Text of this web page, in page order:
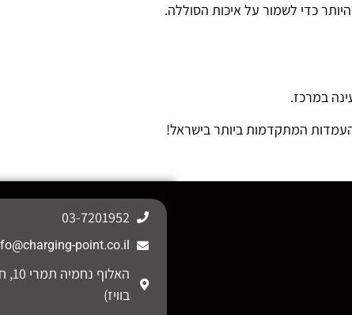
במרכז.
המתקדמות ביותר בישראל!
03-7201952
point.co.il
בוויז)